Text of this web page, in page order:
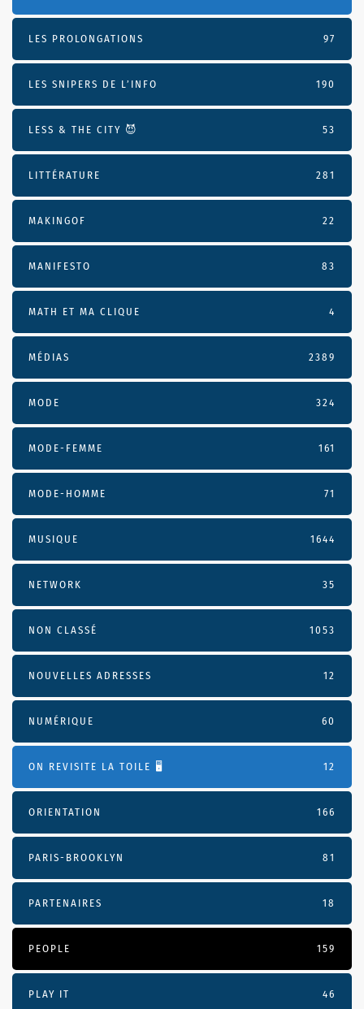
LES PROLONGATIONS 97
LES SNIPERS DE L’INFO 190
LESS & THE CITY 😈 53
LITTÉRATURE 281
MAKINGOF 22
MANIFESTO 83
MATH ET MA CLIQUE 4
MÉDIAS 2389
MODE 324
MODE-FEMME 161
MODE-HOMME 71
MUSIQUE 1644
NETWORK 35
NON CLASSÉ 1053
NOUVELLES ADRESSES 12
NUMÉRIQUE 60
ON REVISITE LA TOILE 🖥️ 12
ORIENTATION 166
PARIS-BROOKLYN 81
PARTENAIRES 18
PEOPLE 159
PLAY IT 46